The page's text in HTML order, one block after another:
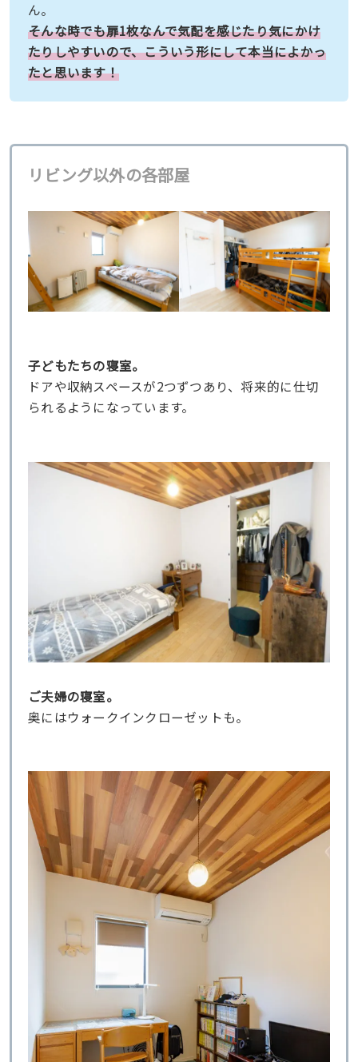
ん。
そんな時でも扉1枚なんで気配を感じたり気にかけ
たりしやすいので、こういう形にして本当によかっ
たと思います！
リビング以外の各部屋
子どもたちの寝室。
ドアや収納スペースが2つずつあり、将来的に仕切
られるようになっています。
ご夫婦の寝室。
奥にはウォークインクローゼットも。